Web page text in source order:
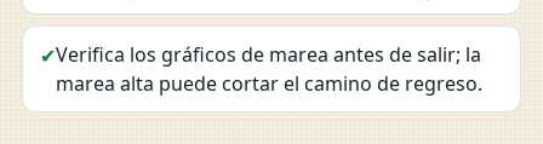
✔Verifica los gráficos de marea antes de salir; la
marea alta puede cortar el camino de regreso.